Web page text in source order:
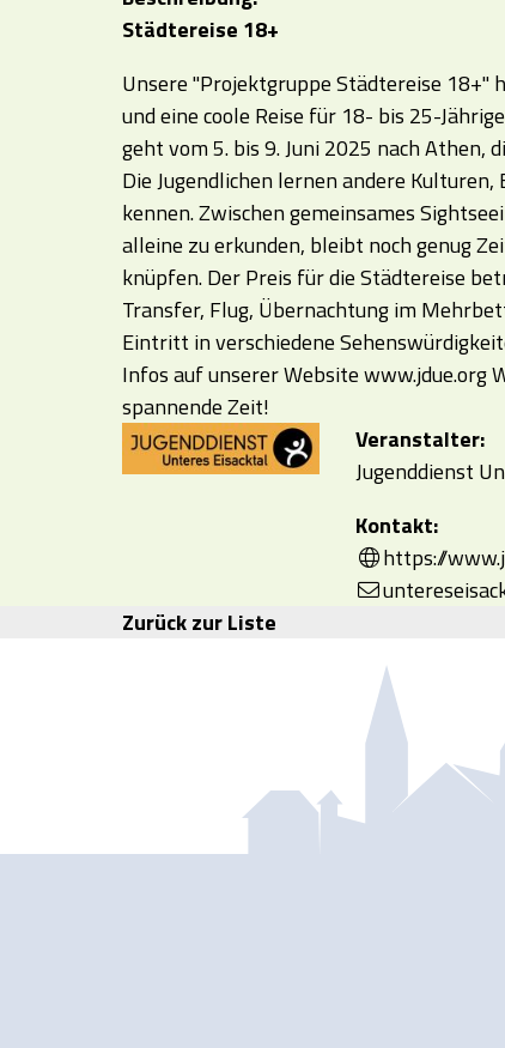
Städtereise 18+
Unsere "Projektgruppe Städtereise 18+"
und eine coole Reise für 18- bis 25-
geht vom 5. bis 9. Juni 2025 nach Athen,
Die Jugendlichen lernen andere Kulturen,
kennen. Zwischen gemeinsames
alleine zu erkunden, bleibt noch genug
knüpfen. Der Preis für die Städtereise
Transfer, Flug, Übernachtung im
Eintritt in verschiedene
Infos auf unserer Website www.jdue.org
spannende Zeit!
Veranstalter:
Jugenddienst
Kontakt:
https://
Zurück zur Liste